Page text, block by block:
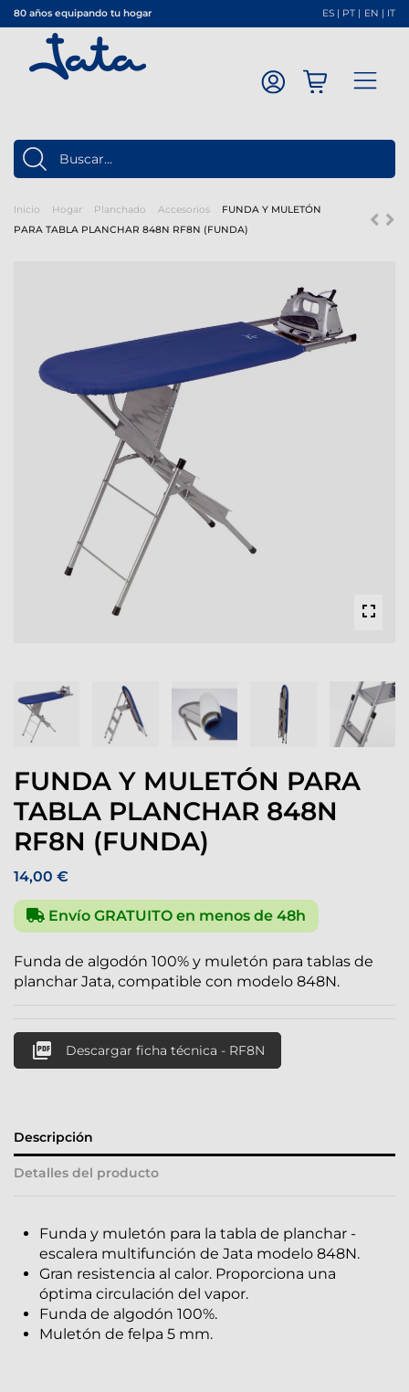
80 años equipando tu hogar ES | PT | EN | IT
Inicio Hogar Planchado Accesorios
FUNDA Y MULETÓN
PARA TABLA PLANCHAR 848N RF8N (FUNDA)
FUNDA Y MULETÓN PARA
TABLA PLANCHAR 848N
RF8N (FUNDA)
14,00 €
Envío GRATUITO en menos de 48h
Funda de algodón 100% y muletón para tablas de
planchar Jata, compatible con modelo 848N.
 Descargar ficha técnica - RF8N
Descripción
Detalles del producto
Funda y muletón para la tabla de planchar -
escalera multifunción de Jata modelo 848N.
Gran resistencia al calor. Proporciona una
óptima circulación del vapor.
Funda de algodón 100%.
Muletón de felpa 5 mm.